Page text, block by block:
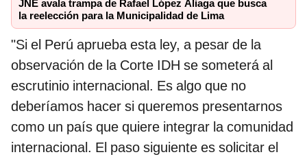
JNE avala trampa de Rafael López Aliaga que busca
la reelección para la Municipalidad de Lima
"Si el Perú aprueba esta ley, a pesar de la
observación de la Corte IDH se someterá al
escrutinio internacional. Es algo que no
deberíamos hacer si queremos presentarnos
como un país que quiere integrar la comunidad
internacional. El paso siguiente es solicitar el